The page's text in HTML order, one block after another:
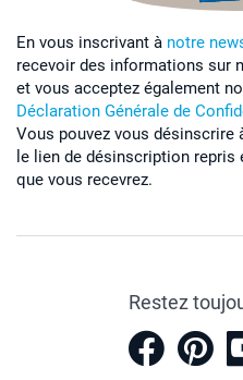
En vous inscrivant à notre
recevoir des informations sur
et vous acceptez également
Déclaration Générale de
Vous pouvez vous
le lien de désinscription
que vous recevrez.
Restez